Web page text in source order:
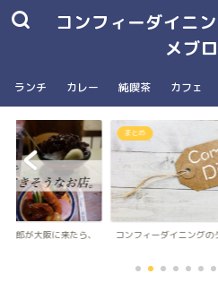
コンフィーダイニ
メブ
ランチ カレー 純喫茶 カフェ
グのタグ一覧
まとめ
大阪メトロの純喫茶パン